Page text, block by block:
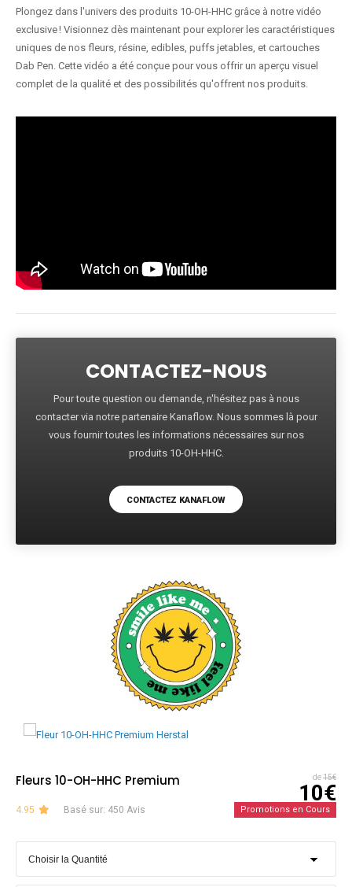
Plongez dans l'univers des produits 10-OH-HHC grâce à notre vidéo
exclusive ! Visionnez dès maintenant pour explorer les caractéristiques
uniques de nos fleurs, résine, edibles, puffs jetables, et cartouches
Dab Pen. Cette vidéo a été conçue pour vous offrir un aperçu visuel
complet de la qualité et des possibilités qu'offrent nos produits.
CONTACTEZ-NOUS
Pour toute question ou demande, n'hésitez pas à nous
contacter via notre partenaire Kanaflow. Nous sommes là pour
vous fournir toutes les informations nécessaires sur nos
produits 10-OH-HHC.
CONTACTEZ KANAFLOW
Fleurs 10-OH-HHC Premium de15€
10€
4.95 Basé sur: 450 Avis Promotions en Cours